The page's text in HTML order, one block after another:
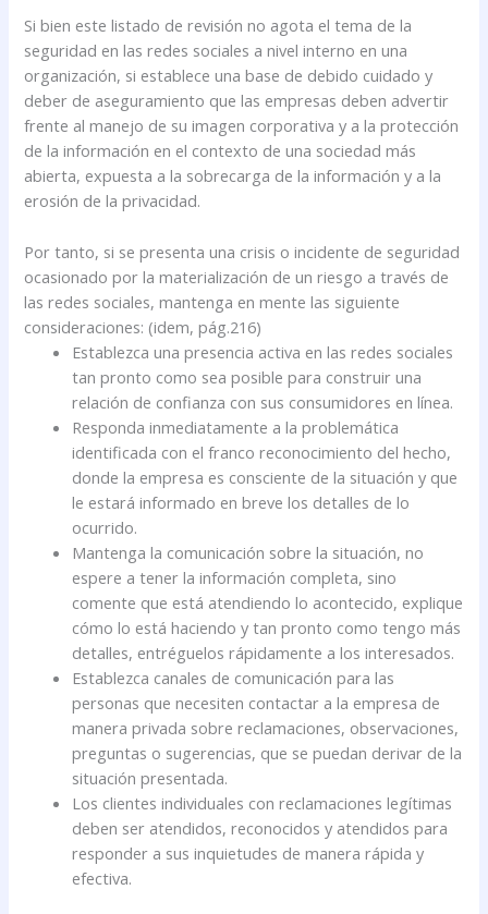
Si bien este listado de revisión no agota el tema de la
seguridad en las redes sociales a nivel interno en una
organización, si establece una base de debido cuidado y
deber de aseguramiento que las empresas deben advertir
frente al manejo de su imagen corporativa y a la protección
de la información en el contexto de una sociedad más
abierta, expuesta a la sobrecarga de la información y a la
erosión de la privacidad.
Por tanto, si se presenta una crisis o incidente de seguridad
ocasionado por la materialización de un riesgo a través de
las redes sociales, mantenga en mente las siguiente
consideraciones: (idem, pág.216)
Establezca una presencia activa en las redes sociales
tan pronto como sea posible para construir una
relación de confianza con sus consumidores en línea.
Responda inmediatamente a la problemática
identificada con el franco reconocimiento del hecho,
donde la empresa es consciente de la situación y que
le estará informado en breve los detalles de lo
ocurrido.
Mantenga la comunicación sobre la situación, no
espere a tener la información completa, sino
comente que está atendiendo lo acontecido, explique
cómo lo está haciendo y tan pronto como tengo más
detalles, entréguelos rápidamente a los interesados.
Establezca canales de comunicación para las
personas que necesiten contactar a la empresa de
manera privada sobre reclamaciones, observaciones,
preguntas o sugerencias, que se puedan derivar de la
situación presentada.
Los clientes individuales con reclamaciones legítimas
deben ser atendidos, reconocidos y atendidos para
responder a sus inquietudes de manera rápida y
efectiva.